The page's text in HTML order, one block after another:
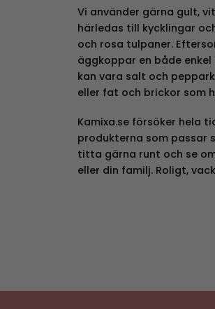
Vi använder gärna gult,
härledas till kycklingar
och rosa tulpaner.
äggkoppar en både
kan vara salt och
eller fat och brickor som
Kamixa.se försöker hela
produkterna som passar
titta gärna runt och se
eller din familj. Roligt,